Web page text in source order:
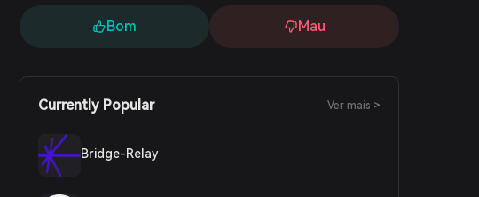
Bom Mau
Currently Popular Ver mais >
Bridge-Relay